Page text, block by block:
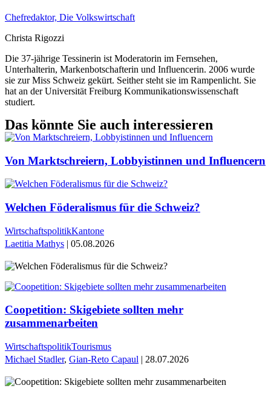
Chefredaktor, Die Volkswirtschaft
Christa Rigozzi
Die 37-jährige Tessinerin ist Moderatorin im Fernsehen,
Unterhalterin, Markenbotschafterin und Influencerin. 2006 wurde
sie zur Miss Schweiz gekürt. Seither steht sie im Rampenlicht. Sie
hat an der Universität Freiburg Kommunikationswissenschaft
studiert.
Das könnte Sie auch interessieren
Von Marktschreiern, Lobbyistinnen und Influencern
Welchen Föderalismus für die Schweiz?
WirtschaftspolitikKantone
Laetitia Mathys | 05.08.2026
Coopetition: Skigebiete sollten mehr
zusammenarbeiten
WirtschaftspolitikTourismus
Michael Stadler, Gian-Reto Capaul | 28.07.2026